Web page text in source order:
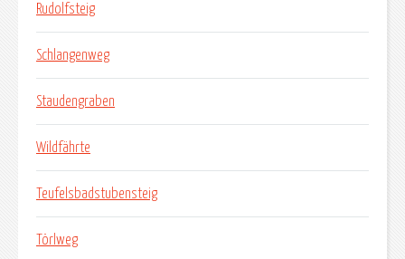
Rudolfsteig
Schlangenweg
Staudengraben
Wildfährte
Teufelsbadstubensteig
Törlweg